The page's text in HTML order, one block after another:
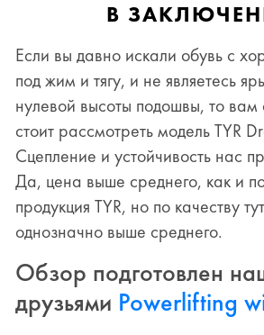
В
Если вы давно искали обувь с
под жим и тягу, и не являетесь
нулевой высоты подошвы, то вам
стоит рассмотреть модель TYR
Сцепление и устойчивость нас
Да, цена выше среднего, как и
продукция TYR, но по качеству
однозначно выше среднего.
Обзор подготовлен
друзьями Powerlifting